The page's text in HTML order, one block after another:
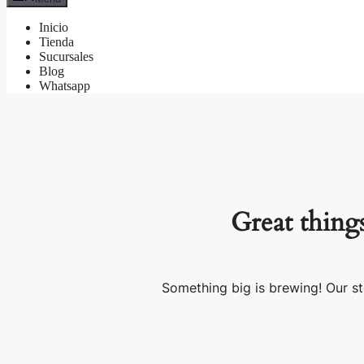
Inicio
Tienda
Sucursales
Blog
Whatsapp
Great
Something big is brewing! Our